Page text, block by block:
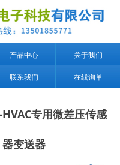
产品中心 关于我们
联系我们 在线询单
专用微差压传感
器变送器